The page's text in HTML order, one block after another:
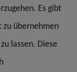
Es gibt
übernehmen
lassen. Diese